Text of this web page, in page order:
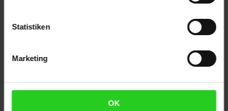
Statistiken
Marketing
OK
Rezeptwelt Karriere